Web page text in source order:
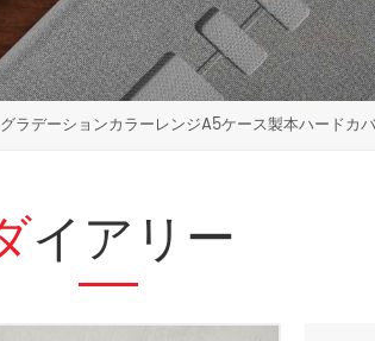
グラデーションカラーレンジA5ケース製本ハードカ
ダイアリー